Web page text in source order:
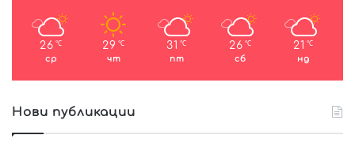
26 ℃
ср
29 ℃
чт
31 ℃
пт
26 ℃
сб
21 ℃
нд
Нови публикации